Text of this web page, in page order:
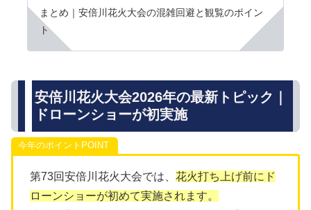
まとめ｜安倍川花火大会の混雑回避と観覧のポイン
ト
安倍川花火大会2026年の最新トピック｜
ドローンショーが初実施
今年のポイント
第73回安倍川花火大会では、 花火打ち上げ前にド
ローンショーが初めて実施されます。